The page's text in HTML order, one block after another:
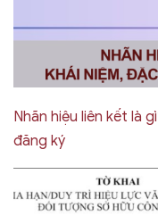
Nhãn hiệu liên kết là
đăng ký